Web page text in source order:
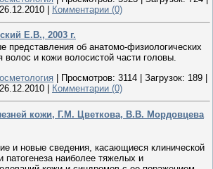
26.12.2010 Комментарии (0)
Е.В., 2003 г.
представления об анатомо-физиологических
волос и кожи волосистой части головы.
Просмотров: 3114 Загрузок: 189
26.12.2010 Комментарии (0)
кожи, Г.М. Цветкова, В.В. Мордовцева
и новые сведения, касающиеся клинической
патогенеза наиболее тяжелых и